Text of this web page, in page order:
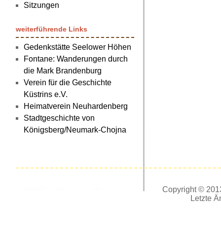
Sitzungen
weiterführende Links
Gedenkstätte Seelower Höhen
Fontane: Wanderungen durch
die Mark Brandenburg
Verein für die Geschichte
Küstrins e.V.
Heimatverein Neuhardenberg
Stadtgeschichte von
Königsberg/Neumark-Chojna
Copyright ©
Letzte